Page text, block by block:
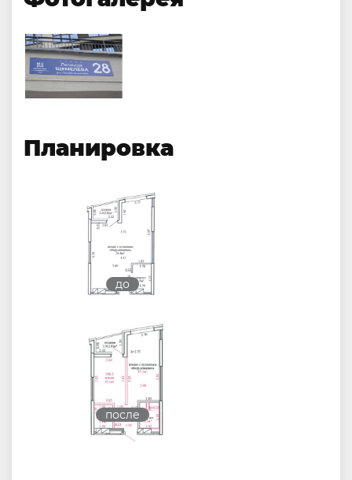
Планировка
до
после